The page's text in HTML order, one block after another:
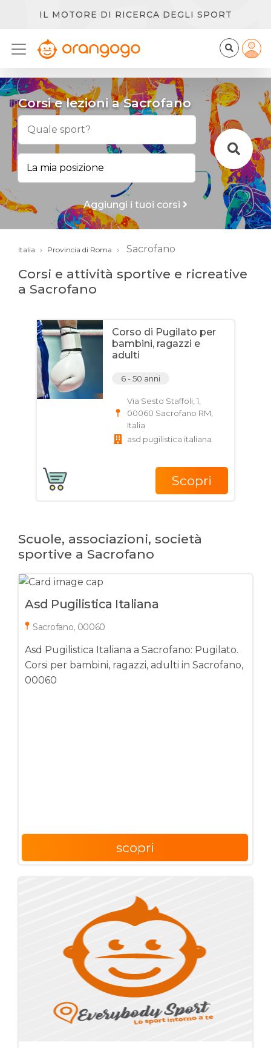
IL MOTORE DI RICERCA DEGLI SPORT
Corsi e lezioni a Sacrofano
Aggiungi i tuoi corsi
Italia Provincia di Roma Sacrofano
Corsi e attività sportive e ricreative
a Sacrofano
Corso di Pugilato per
bambini, ragazzi e
adulti
6 - 50 anni
Via Sesto Staffoli, 1,
00060 Sacrofano RM,
Italia
asd pugilistica italiana
Scopri
Scuole, associazioni, società
sportive a Sacrofano
Asd Pugilistica Italiana
Sacrofano, 00060
Asd Pugilistica Italiana a Sacrofano: Pugilato.
Corsi per bambini, ragazzi, adulti in Sacrofano,
00060
scopri